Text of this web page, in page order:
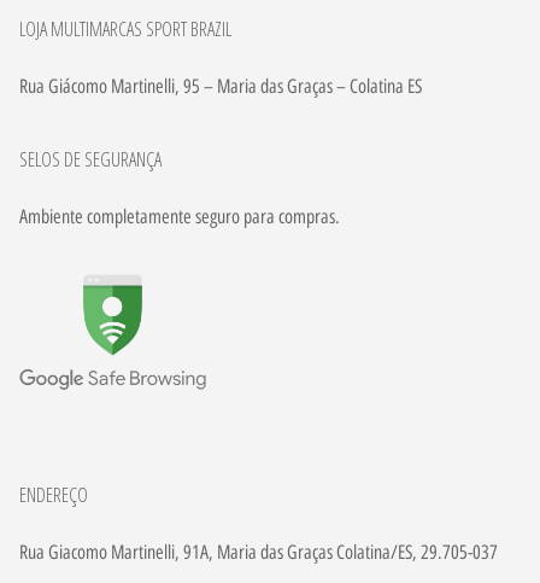
LOJA MULTIMARCAS SPORT BRAZIL
Rua Giácomo Martinelli, 95 – Maria das Graças – Colatina ES
SELOS DE SEGURANÇA
Ambiente completamente seguro para compras.
ENDEREÇO
Rua Giacomo Martinelli, 91A, Maria das Graças Colatina/ES, 29.705-037